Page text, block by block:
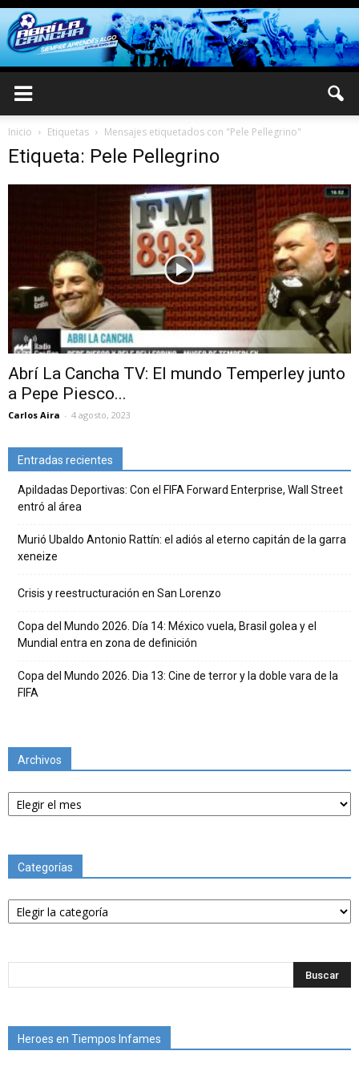
Inicio Etiquetas Mensajes etiquetados con "Pele Pellegrino"
Etiqueta: Pele Pellegrino
Abrí La Cancha TV: El mundo Temperley junto
a Pepe Piesco...
Carlos Aira - 4 agosto, 2023
Entradas recientes
Apildadas Deportivas: Con el FIFA Forward Enterprise, Wall Street
entró al área
Murió Ubaldo Antonio Rattín: el adiós al eterno capitán de la garra
xeneize
Crisis y reestructuración en San Lorenzo
Copa del Mundo 2026. Día 14: México vuela, Brasil golea y el
Mundial entra en zona de definición
Copa del Mundo 2026. Dia 13: Cine de terror y la doble vara de la
FIFA
Archivos
Archivos
Categorías
Categorías
Heroes en Tiempos Infames